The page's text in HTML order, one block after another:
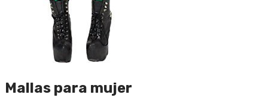
Mallas para mujer